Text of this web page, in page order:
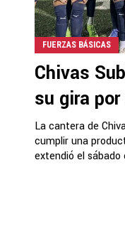
FUERZAS BÁSICAS
Chivas
su gira
La cantera de
cumplir una
extendió el